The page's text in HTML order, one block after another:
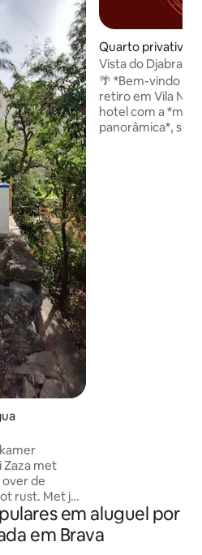
Zaza met
de
rust. Met je
helemaal je
net buiten een
Quarto privativo ⋅
Vista do Djabraba
🌴 *Bem-vindo ao
retiro em Vila
hotel com a
panorâmica*,
em aluguel por
em Brava